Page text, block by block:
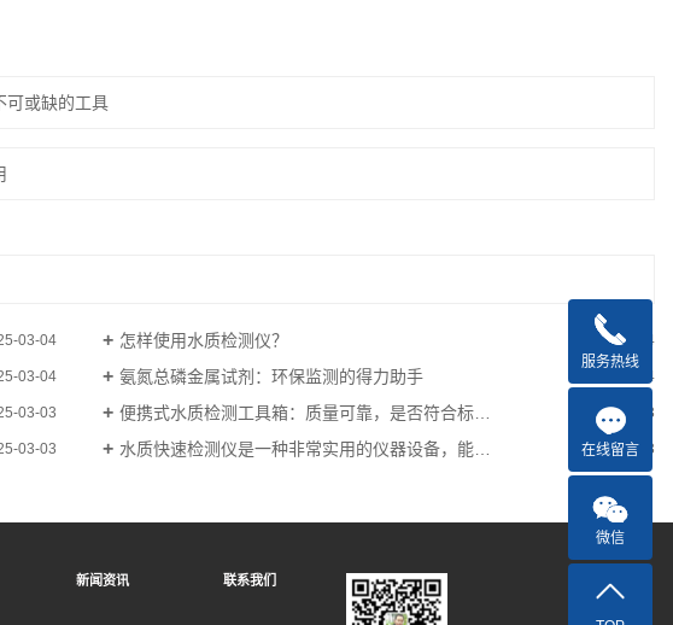
可或缺的工具
03-04 怎样使用水质检测仪？ 2025-03-04
03-04 氨氮总磷金属试剂：环保监测的得力助手 2025-03-04
03-03 便携式水质检测工具箱：质量可靠，是否符合标准？ 2025-03-03
03-03 水质快速检测仪是一种非常实用的仪器设备，能够快速、准确地检测水体的质量 2025-03-03
新闻资讯 联系我们
服务热线
在线留言
微信